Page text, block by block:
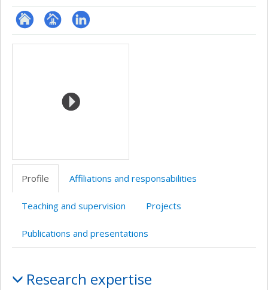
ResearchGate
Page LinkedIn
Media
Profile Affiliations and responsabilities
Teaching and supervision Projects
Publications and presentations
Research expertise